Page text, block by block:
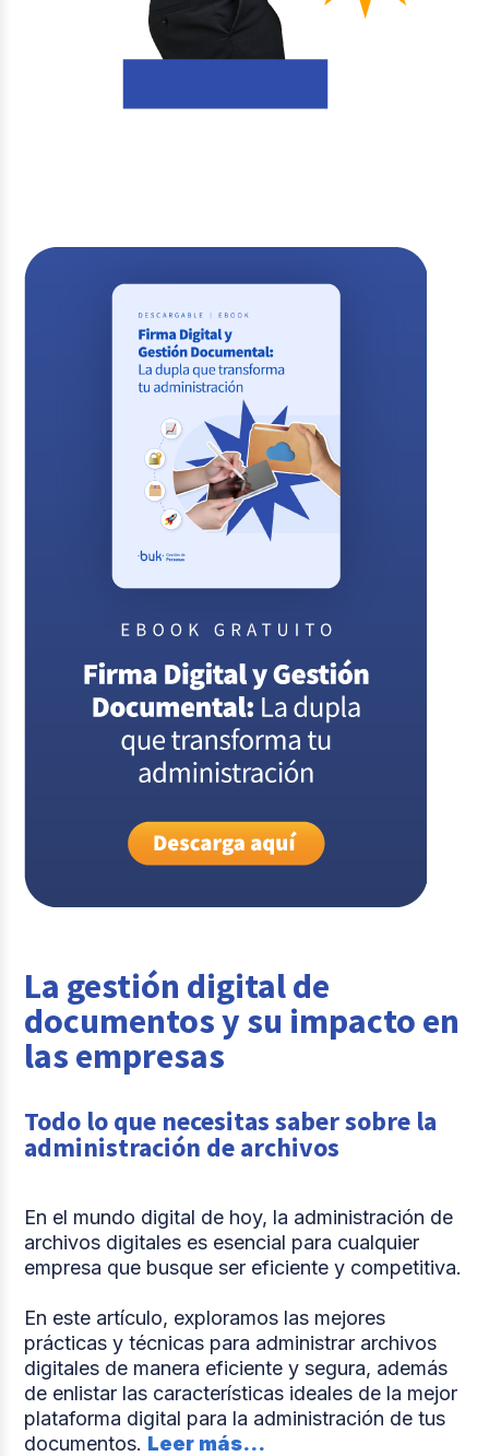
La gestión digital de
documentos y su impacto en
las empresas
Todo lo que necesitas saber sobre la
administración de archivos
En el mundo digital de hoy, la administración de
archivos digitales es esencial para cualquier
empresa que busque ser eficiente y competitiva.
En este artículo, exploramos las mejores
prácticas y técnicas para administrar archivos
digitales de manera eficiente y segura, además
de enlistar las características ideales de la mejor
plataforma digital para la administración de tus
documentos. Leer más...